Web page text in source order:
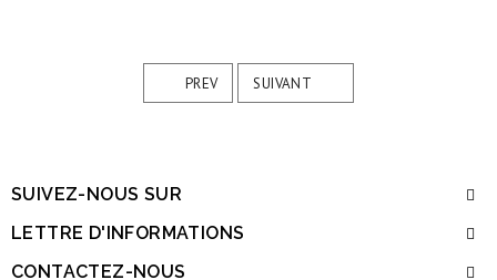
PREV SUIVANT
SUIVEZ-NOUS SUR
LETTRE D'INFORMATIONS
CONTACTEZ-NOUS